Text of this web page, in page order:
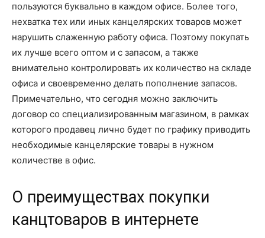
пользуются буквально в каждом офисе. Более того,
нехватка тех или иных канцелярских товаров может
нарушить слаженную работу офиса. Поэтому покупать
их лучше всего оптом и с запасом, а также
внимательно контролировать их количество на складе
офиса и своевременно делать пополнение запасов.
Примечательно, что сегодня можно заключить
договор со специализированным магазином, в рамках
которого продавец лично будет по графику приводить
необходимые канцелярские товары в нужном
количестве в офис.
О преимуществах покупки
канцтоваров в интернете